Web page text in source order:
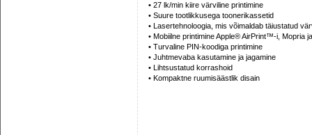
• 27 lk/min kiire värviline printimine
• Suure tootlikkusega toonerikassetid
• Lasertehnoloogia, mis võimaldab täiustatud
• Mobiilne printimine Apple® AirPrint™-i, Mopria
• Turvaline PIN-koodiga printimine
• Juhtmevaba kasutamine ja jagamine
• Lihtsustatud korrashoid
• Kompaktne ruumisäästlik disain